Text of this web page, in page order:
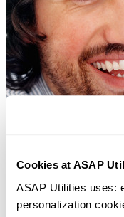
Cookies at ASAP
ASAP Utilities uses:
personalization